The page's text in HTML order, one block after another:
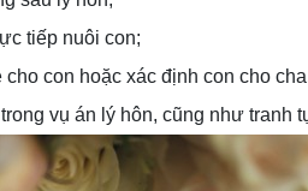
tiếp nuôi con;
con hoặc xác định con cho
vụ án lý hôn, cũng như tranh